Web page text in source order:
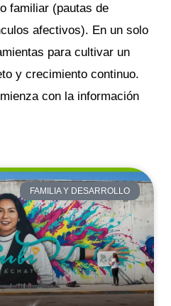
familiar (pautas de
afectivos). En un solo
para cultivar un
y crecimiento continuo.
con la información
FAMILIA Y DESARROLLO
PáginaPáginaPágina